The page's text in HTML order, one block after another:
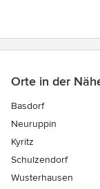
Orte in der
Basdorf
Neuruppin
Kyritz
Schulzendorf
Wusterhausen